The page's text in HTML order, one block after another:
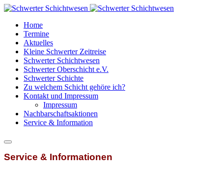
Home
Termine
Aktuelles
Kleine Schwerter Zeitreise
Schwerter Schichtwesen
Schwerter Oberschicht e.V.
Schwerter Schichte
Zu welchem Schicht gehöre ich?
Kontakt und Impressum
Impressum
Nachbarschaftsaktionen
Service & Information
Service & Informationen